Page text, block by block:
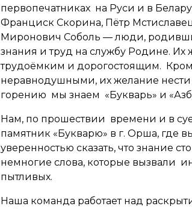
первопечатниках на Руси и в
Франциск Скорина, Пётр
Миронович Соболь — люди,
знания и труд на службу Родине. Их
трудоёмким и дорогостоящим.
неравнодушными, их желание
горению мы знаем «Букварь» и
Нам, по прошествии времени и в
памятник «Букварю» в г. Орша, где
уверенностью сказать, что знание
немногие слова, которые вызвали
пытливых.
Наша команда работает над